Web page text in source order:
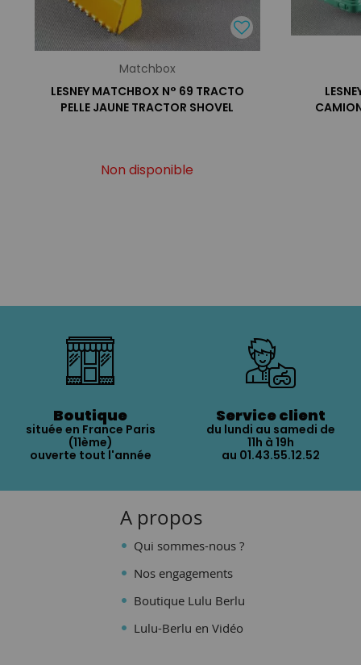
Matchbox
LESNEY MATCHBOX N° 69 TRACTO
PELLE JAUNE TRACTOR SHOVEL
Non disponible
Boutique
située en France Paris
(11ème)
ouverte tout l'année
Service client
du lundi au samedi de
11h à 19h
au 01.43.55.12.52
A propos
Qui sommes-nous ?
Nos engagements
Boutique Lulu Berlu
Lulu-Berlu en Vidéo